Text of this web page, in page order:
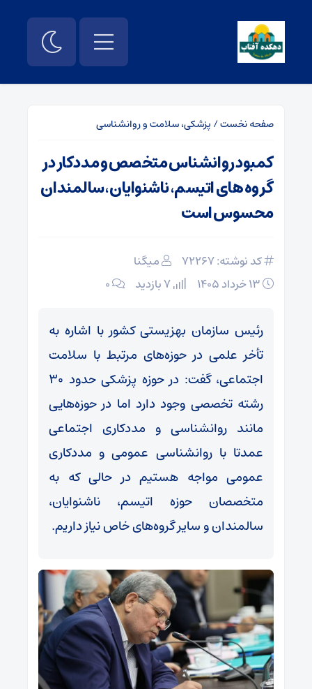
صفحه نخست/ پزشکی، سلامت و روانشناسی
کمبود روانشناس متخصص و مددکار در
گروه های اتیسم، ناشنوایان، سالمندان
محسوس است
کد نوشته: 72267
میگنا
۰
رئیس سازمان بهزیستی کشور با اشاره به
تأخر علمی در حوزه‌های مرتبط با سلامت
اجتماعی، گفت: در حوزه پزشکی حدود ۳۰
رشته تخصصی وجود دارد اما در حوزه‌هایی
مانند روانشناسی و مددکاری اجتماعی
عمدتا با روانشناسی عمومی و مددکاری
عمومی مواجه هستیم در حالی که به
متخصصان حوزه اتیسم، ناشنوایان،
سالمندان و سایر گروه‌های خاص نیاز داریم.